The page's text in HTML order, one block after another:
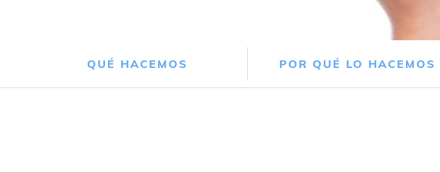
QUÉ HACEMOS POR QUÉ LO HACEMOS